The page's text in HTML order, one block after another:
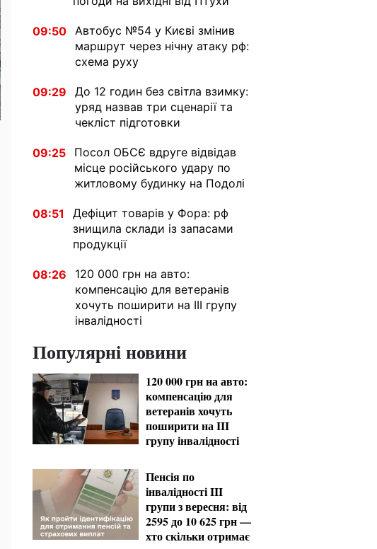
09:50 Автобус №54 у Києві змінив
маршрут через нічну атаку рф:
схема руху
09:29
До 12 годин без світла взимку:
уряд назвав три сценарії та
чекліст підготовки
09:25
Посол ОБСЄ вдруге відвідав
місце російського удару по
житловому будинку на Подолі
08:51
Дефіцит товарів у Фора: рф
знищила склади із запасами
продукції
08:26
120 000 грн на авто:
компенсацію для ветеранів
хочуть поширити на III групу
інвалідності
Популярні новини
120 000 грн на авто:
компенсацію для
ветеранів хочуть
поширити на III
групу інвалідності
Пенсія по
інвалідності III
групи з вересня: від
2595 до 10 625 грн —
хто скільки отримає